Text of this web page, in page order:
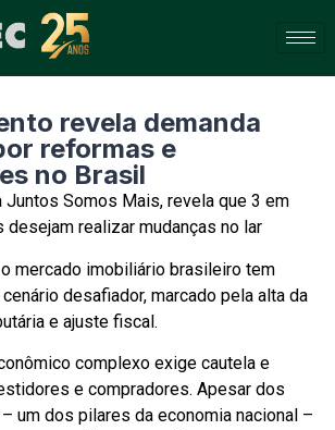
revela demanda
reformas e
no Brasil
Juntos Somos Mais, revela que 3 em
desejam realizar mudanças no lar
mercado imobiliário brasileiro tem
desafiador, marcado pela alta da
e ajuste fiscal.
complexo exige cautela e
e compradores. Apesar dos
um dos pilares da economia nacional –